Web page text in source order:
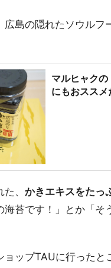
広島の隠れたソウル
マルヒャク
にもおスス
、 かきエキスをたっ
苔です！」とか「
ョップTAUに行った